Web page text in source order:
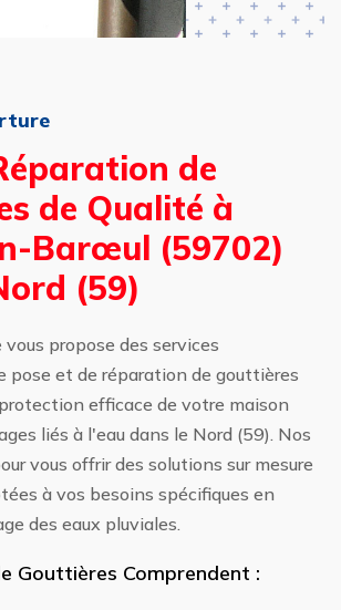
de
de Qualité à
Barœul (59702)
(59)
vous propose des services
pose et de réparation de gouttières
efficace de votre maison
liés à l'eau dans le Nord (59). Nos
vous offrir des solutions sur mesure
à vos besoins spécifiques en
des eaux pluviales.
Gouttières Comprendent :